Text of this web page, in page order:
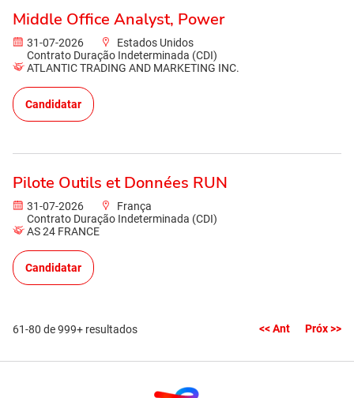
Middle Office Analyst, Power
31-07-2026
Estados Unidos
Contrato Duração Indeterminada (CDI)
ATLANTIC TRADING AND MARKETING INC.
Candidatar
Pilote Outils et Données RUN
31-07-2026
França
Contrato Duração Indeterminada (CDI)
AS 24 FRANCE
Candidatar
61-80 de 999+ resultados << Ant Próx >>